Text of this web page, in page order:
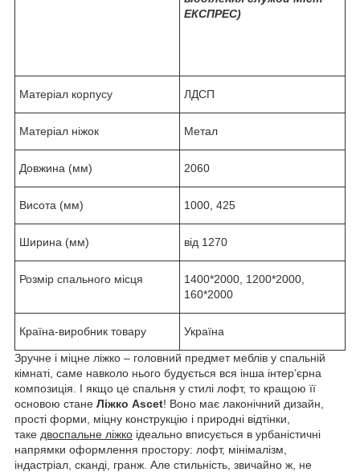
ЕКСПРЕС)
Матеріал корпусу ЛДСП
Матеріал ніжок Метал
Довжина (мм) 2060
Висота (мм) 1000, 425
Ширина (мм) від 1270
Розмір спального місця
1400*2000, 1200*2000,
160*2000
Країна-виробник товару Україна
Зручне і міцне ліжко – головний предмет меблів у спальній
кімнаті, саме навколо нього будується вся інша інтер’єрна
композиція. І якщо це спальня у стилі лофт, то кращою її
основою стане Ліжко Ascet! Воно має лаконічний дизайн,
прості форми, міцну конструкцію і природні відтінки,
таке двоспальне ліжко ідеально вписується в урбаністичні
напрямки оформлення простору: лофт, мінімалізм,
індастріал, сканді, гранж. Але стильність, звичайно ж, не